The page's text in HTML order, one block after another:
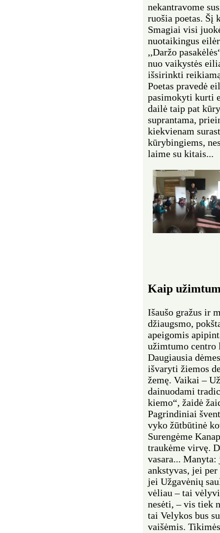
nekantravome
ruošia poetas. Šį
Smagiai visi
nuotaikingus
,,Daržo
nuo vaikystės
išsirinkti
Poetas pravedė
pasimokyti kurti
dailė taip pat
suprantama,
kiekvienam
kūrybingiems,
laime su kitais...
Kaip
Išaušo gražus ir
džiaugsmo,
apeigomis
užimtumo centro
Daugiausia
išvaryti žiemos
žemę. Vaikai –
dainuodami
kiemo“, žaidė
Pagrindiniai
vyko žūtbūtinė
Surengėme
traukėme virvę.
vasara... Manyta:
ankstyvas, jei per
jei Užgavėnių
vėliau – tai
nesėti, – vis tiek
tai Velykos bus
vaišėmis.